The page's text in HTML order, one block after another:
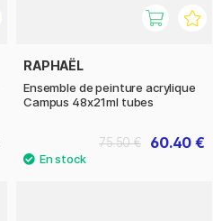
RAPHAËL
Ensemble de peinture acrylique
Campus 48x21ml tubes
60.40 €
75.50 €